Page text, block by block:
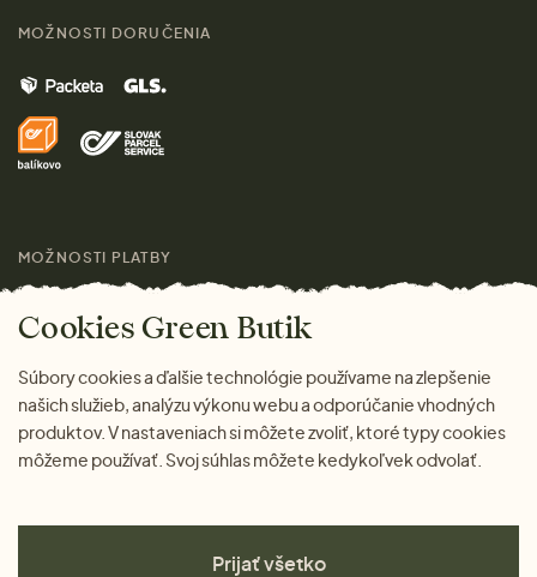
Kontakt
Značky
Pre médiá
Muži
Domov
Darčeky
Doprava a platba
MOŽNOSTI DORUČENIA
MOŽNOSTI PLATBY
Cookies Green Butik
Súbory cookies a ďalšie technológie používame na zlepšenie
našich služieb, analýzu výkonu webu a odporúčanie vhodných
produktov. V nastaveniach si môžete zvoliť, ktoré typy cookies
môžeme používať. Svoj súhlas môžete kedykoľvek odvolať.
Prijať všetko